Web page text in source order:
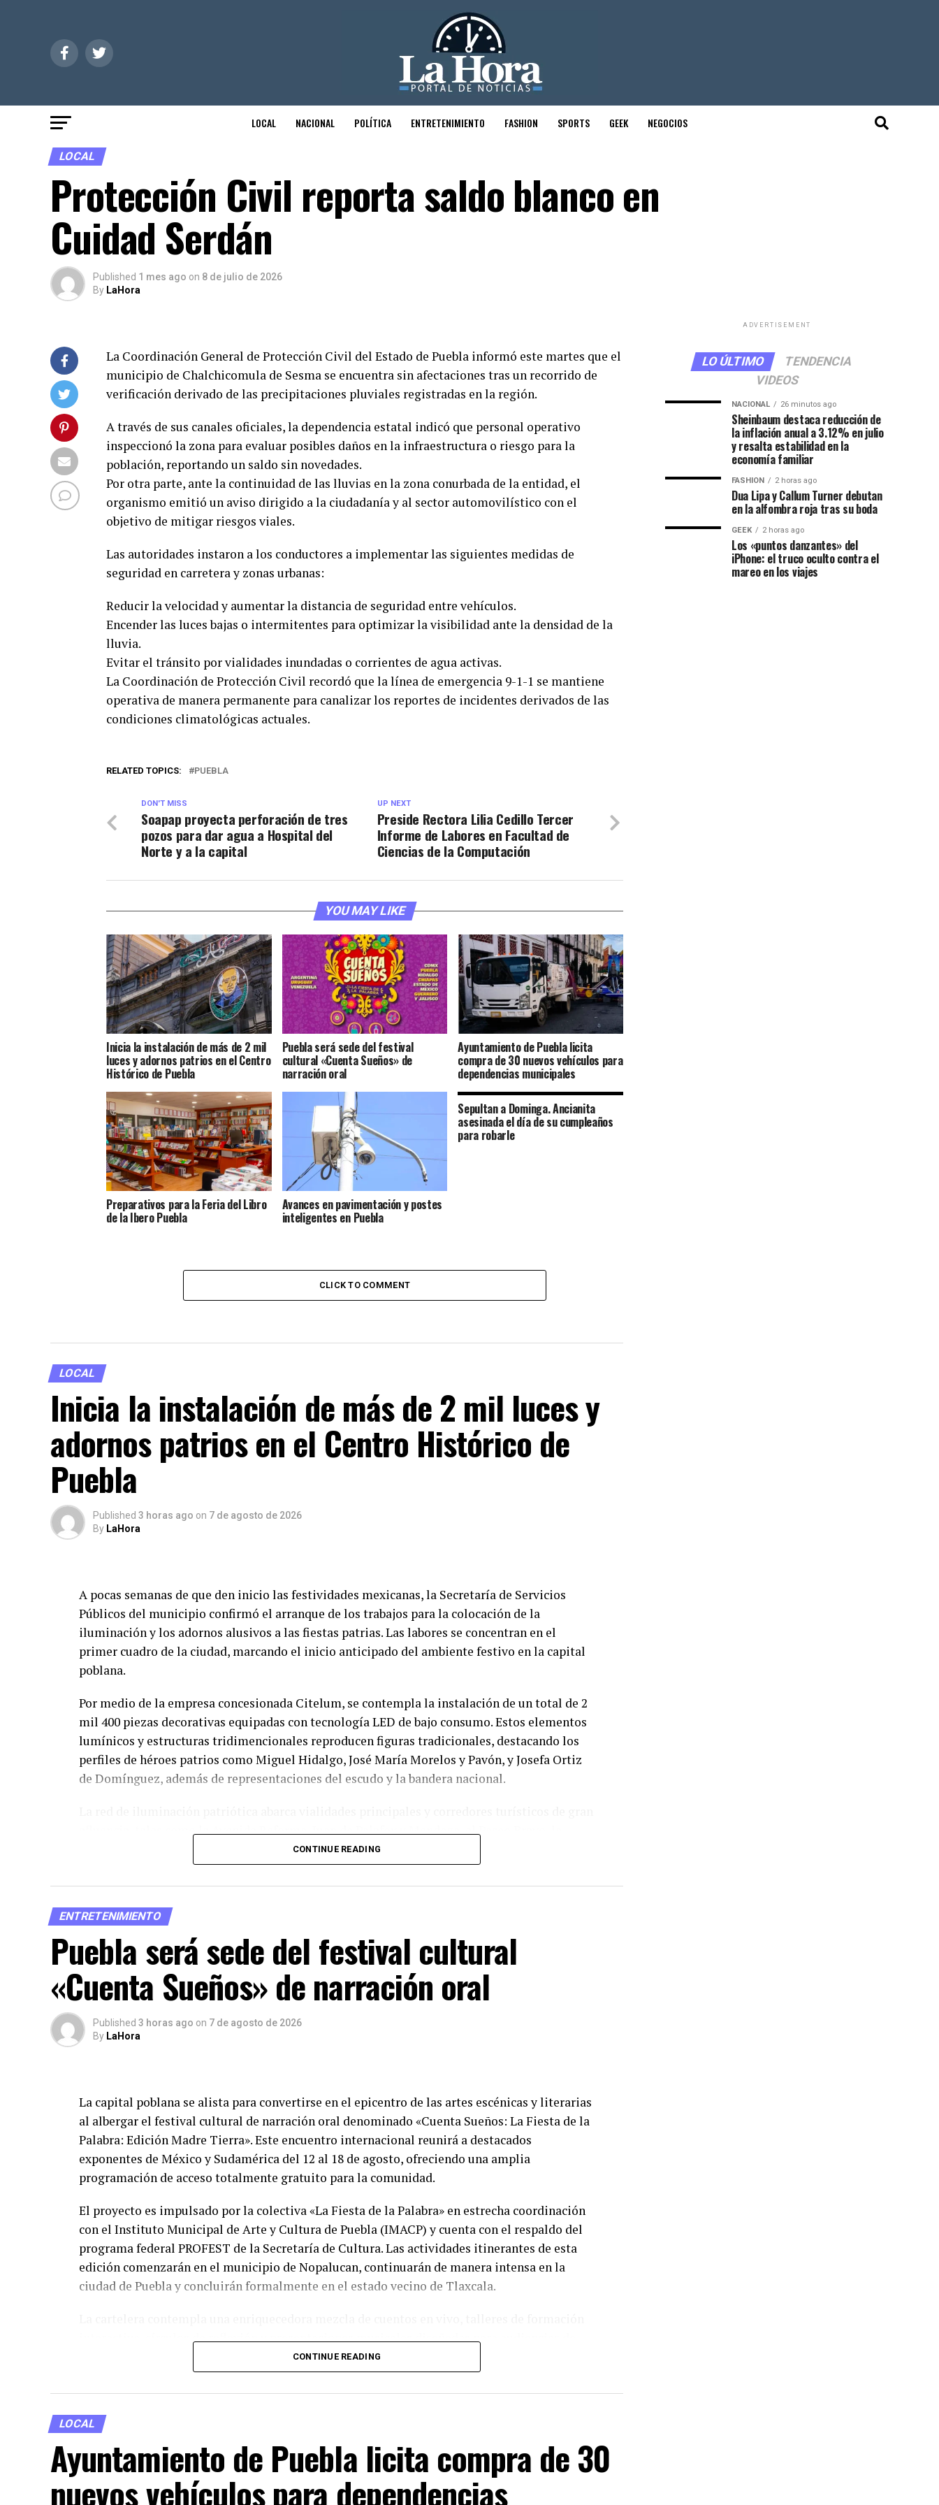
LOCAL NACIONAL POLÍTICA ENTRETENIMIENTO FASHION SPORTS GEEK NEGOCIOS
LOCAL
Protección Civil reporta saldo blanco en
Cuidad Serdán
Published 1 mes ago on 8 de julio de 2026
By LaHora
La Coordinación General de Protección Civil del Estado de Puebla informó este martes que el
municipio de Chalchicomula de Sesma se encuentra sin afectaciones tras un recorrido de
verificación derivado de las precipitaciones pluviales registradas en la región.
A través de sus canales oficiales, la dependencia estatal indicó que personal operativo
inspeccionó la zona para evaluar posibles daños en la infraestructura o riesgo para la
población, reportando un saldo sin novedades.
Por otra parte, ante la continuidad de las lluvias en la zona conurbada de la entidad, el
organismo emitió un aviso dirigido a la ciudadanía y al sector automovilístico con el
objetivo de mitigar riesgos viales.
Las autoridades instaron a los conductores a implementar las siguientes medidas de
seguridad en carretera y zonas urbanas:
Reducir la velocidad y aumentar la distancia de seguridad entre vehículos.
Encender las luces bajas o intermitentes para optimizar la visibilidad ante la densidad de la
lluvia.
Evitar el tránsito por vialidades inundadas o corrientes de agua activas.
La Coordinación de Protección Civil recordó que la línea de emergencia 9-1-1 se mantiene
operativa de manera permanente para canalizar los reportes de incidentes derivados de las
condiciones climatológicas actuales.
RELATED TOPICS: PUEBLA
UP NEXT
Preside Rectora Lilia Cedillo Tercer
Informe de Labores en Facultad de
Ciencias de la Computación
DON'T MISS
Soapap proyecta perforación de tres
pozos para dar agua a Hospital del
Norte y a la capital
YOU MAY LIKE
Inicia la instalación de más de 2 mil
luces y adornos patrios en el Centro
Histórico de Puebla
Puebla será sede del festival
cultural «Cuenta Sueños» de
narración oral
Ayuntamiento de Puebla licita
compra de 30 nuevos vehículos para
dependencias municipales
Preparativos para la Feria del Libro
de la Ibero Puebla
Avances en pavimentación y postes
inteligentes en Puebla
Sepultan a Dominga. Ancianita
asesinada el día de su cumpleaños
para robarle
CLICK TO COMMENT
LOCAL
Inicia la instalación de más de 2 mil luces y
adornos patrios en el Centro Histórico de
Puebla
Published 3 horas ago on 7 de agosto de 2026
By LaHora
A pocas semanas de que den inicio las festividades mexicanas, la Secretaría de Servicios
Públicos del municipio confirmó el arranque de los trabajos para la colocación de la
iluminación y los adornos alusivos a las fiestas patrias. Las labores se concentran en el
primer cuadro de la ciudad, marcando el inicio anticipado del ambiente festivo en la capital
poblana.
Por medio de la empresa concesionada Citelum, se contempla la instalación de un total de 2
mil 400 piezas decorativas equipadas con tecnología LED de bajo consumo. Estos elementos
lumínicos y estructuras tridimencionales reproducen figuras tradicionales, destacando los
perfiles de héroes patrios como Miguel Hidalgo, José María Morelos y Pavón, y Josefa Ortiz
de Domínguez, además de representaciones del escudo y la bandera nacional.
afluencia, tales como la Avenida Reforma, Juan de Palafox y Mendoza, el Paseo Bravo, la
Calzada Zaragoza, el bulevar Héroes 5 de Mayo, el Puente de Ovando y el Barrio de Analco. El
despliegue de estas estructuras busca embellecer los espacios públicos y fomentar la visita
de turistas locales y nacionales durante la temporada patria.
En el ámbito logístico y de ordenamiento urbano, autoridades de gobernación municipal
informaron que ya se mantienen mesas de trabajo con el gobierno estatal para coordinar las
actividades culturales y los conciertos que se realizarán en el Centro Histórico. Asimismo, se
implementarán estrategias específicas de control para el comercio informal, garantizando el
orden y la seguridad durante la tradicional ceremonia del Grito de Independencia.
CONTINUE READING
ENTRETENIMIENTO
Puebla será sede del festival cultural
«Cuenta Sueños» de narración oral
Published 3 horas ago on 7 de agosto de 2026
By LaHora
La capital poblana se alista para convertirse en el epicentro de las artes escénicas y literarias
al albergar el festival cultural de narración oral denominado «Cuenta Sueños: La Fiesta de la
Palabra: Edición Madre Tierra». Este encuentro internacional reunirá a destacados
exponentes de México y Sudamérica del 12 al 18 de agosto, ofreciendo una amplia
programación de acceso totalmente gratuito para la comunidad.
El proyecto es impulsado por la colectiva «La Fiesta de la Palabra» en estrecha coordinación
con el Instituto Municipal de Arte y Cultura de Puebla (IMACP) y cuenta con el respaldo del
programa federal PROFEST de la Secretaría de Cultura. Las actividades itinerantes de esta
edición comenzarán en el municipio de Nopalucan, continuarán de manera intensa en la
ciudad de Puebla y concluirán formalmente en el estado vecino de Tlaxcala.
interactiva, círculos de reflexión y presentaciones musicales diseñadas para audiencias de
todas las edades. Entre los eventos destacados figuran funciones especiales en recintos
emblemáticos del Centro Histórico, como el Museo Nacional de los Ferrocarriles Mexicanos,
que albergará conciertos y foros artísticos abiertos a todo el público.
Con este tipo de iniciativas, las autoridades culturales buscan fortalecer el tejido social y
promover el gusto por la lectura y la tradición oral entre niñas, niños y jóvenes. Los
organizadores invitan a la ciudadanía a consultar los horarios detallados y las diversas sedes
a través de los canales institucionales del IMACP.
CONTINUE READING
LOCAL
Ayuntamiento de Puebla licita compra de 30
nuevos vehículos para dependencias
ADVERTISEMENT
LO ÚLTIMO
TENDENCIA
VIDEOS
NACIONAL 26 minutos ago
Sheinbaum destaca reducción de
la inflación anual a 3.12% en julio
y resalta estabilidad en la
economía familiar
FASHION 2 horas ago
Dua Lipa y Callum Turner debutan
en la alfombra roja tras su boda
GEEK 2 horas ago
Los «puntos danzantes» del
iPhone: el truco oculto contra el
mareo en los viajes